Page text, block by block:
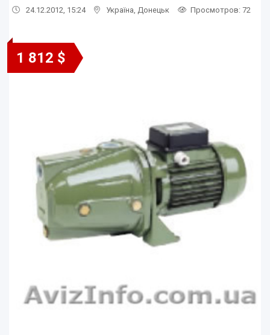
24.12.2012, 15:24 Україна Донецьк Просмотров: 72
1 812 $